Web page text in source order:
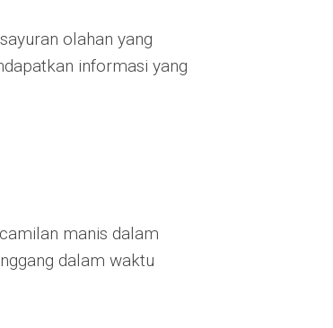
olahan yang
informasi yang
manis dalam
dalam waktu